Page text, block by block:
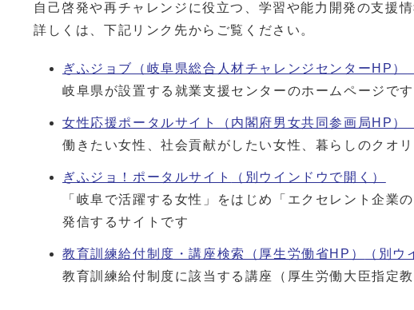
自己啓発や再チャレンジに役立つ、学習や能力開発の支援情
詳しくは、下記リンク先からご覧ください。
ぎふジョブ（岐阜県総合人材チャレンジセンターHP）
岐阜県が設置する就業支援センターのホームページです
女性応援ポータルサイト（内閣府男女共同参画局HP）
働きたい女性、社会貢献がしたい女性、暮らしのクオ
ぎふジョ！ポータルサイト
（別ウインドウで開く）
「岐阜で活躍する女性」をはじめ「エクセレント企業
発信するサイトです
教育訓練給付制度・講座検索（厚生労働省HP）
（別ウ
教育訓練給付制度に該当する講座（厚生労働大臣指定